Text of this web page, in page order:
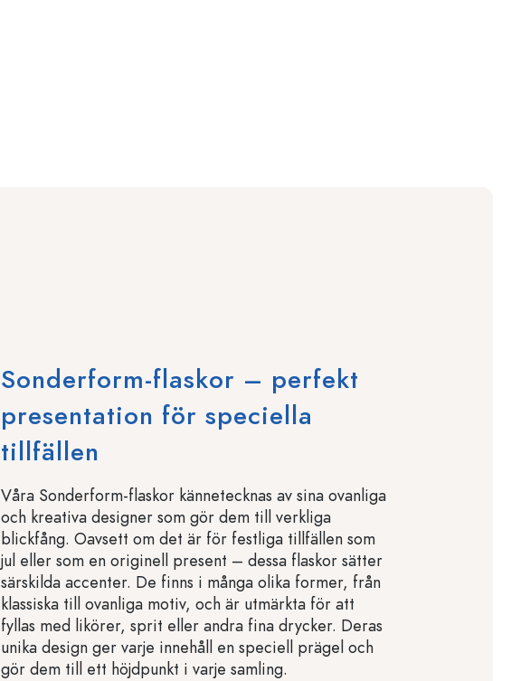
Sonderform-flaskor – perfekt
presentation för speciella
tillfällen
Våra Sonderform-flaskor kännetecknas av sina ovanliga
och kreativa designer som gör dem till verkliga
blickfång. Oavsett om det är för festliga tillfällen som
jul eller som en originell present – dessa flaskor sätter
särskilda accenter. De finns i många olika former, från
klassiska till ovanliga motiv, och är utmärkta för att
fyllas med likörer, sprit eller andra fina drycker. Deras
unika design ger varje innehåll en speciell prägel och
gör dem till ett höjdpunkt i varje samling.